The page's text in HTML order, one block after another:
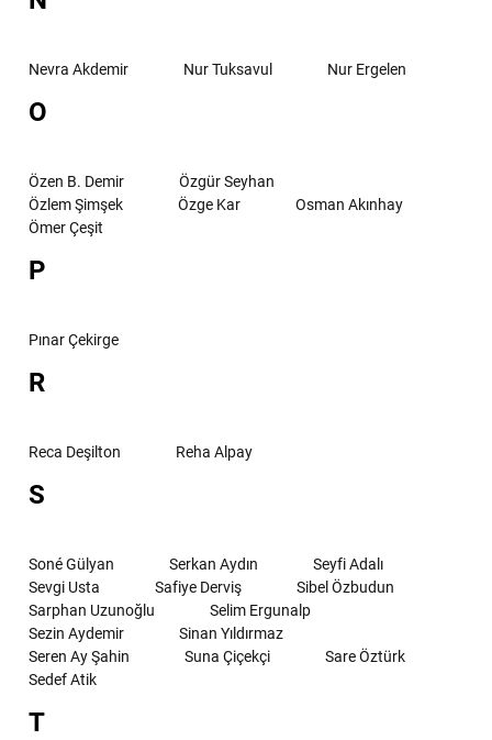
Nevra Akdemir Nur Tuksavul Nur Ergelen
O
Özen B. Demir
Özgür Seyhan
Özlem Şimşek
Özge Kar
Osman Akınhay
Ömer Çeşit
P
Pınar Çekirge
R
Reca Deşilton Reha Alpay
S
Soné Gülyan Serkan Aydın
Seyfi Adalı
Sevgi Usta
Safiye Derviş
Sibel Özbudun
Sarphan Uzunoğlu
Selim Ergunalp
Sezin Aydemir
Sinan Yıldırmaz
Seren Ay Şahin
Suna Çiçekçi
Sare Öztürk
Sedef Atik
T